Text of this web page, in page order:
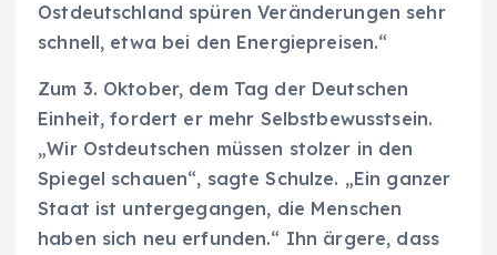
Ostdeutschland spüren Veränderungen sehr
schnell, etwa bei den Energiepreisen.“
Zum 3. Oktober, dem Tag der Deutschen
Einheit, fordert er mehr Selbstbewusstsein.
„Wir Ostdeutschen müssen stolzer in den
Spiegel schauen“, sagte Schulze. „Ein ganzer
Staat ist untergegangen, die Menschen
haben sich neu erfunden.“ Ihn ärgere, dass